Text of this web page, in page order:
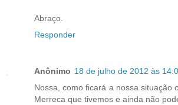
Abraço.
Responder
Anônimo 18 de julho de 2012 às
Nossa, como ficará a nossa situação
Merreca que tivemos e ainda não